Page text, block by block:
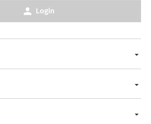
Login